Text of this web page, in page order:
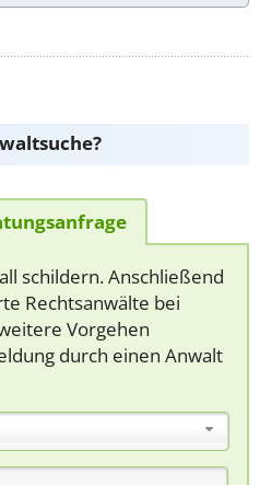
schildern. Anschließend
Rechtsanwälte bei
Vorgehen
durch einen Anwalt